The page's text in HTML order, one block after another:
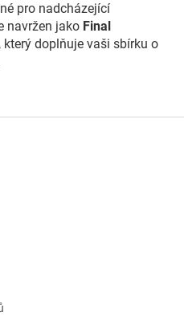
pro nadcházející
navržen jako Final
, který doplňuje vaši sbírku o